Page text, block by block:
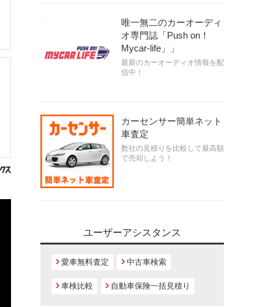
唯一無二のカーオーディ
オ専門誌「Push on！
Mycar-life」」
最新のカーオーディオ情報を配
信中！
カーセンサー簡単ネット
車査定
数社の見積りを比較して最高額
で売却しよう！
ユーザーアシスタンス
愛車無料査定 中古車検索
車検比較 自動車保険一括見積り